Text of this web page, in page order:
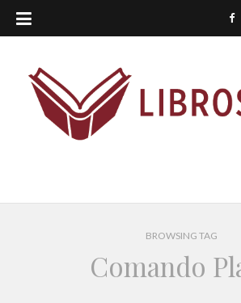
BROWSING TAG
Comando